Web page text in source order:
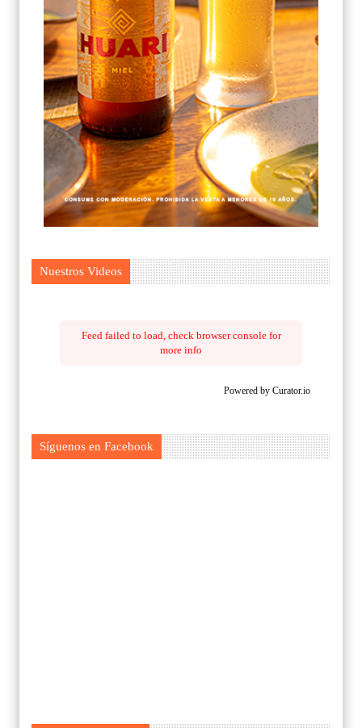
Nuestros Videos
Feed failed to load, check browser console for
more info
Powered by Curator.io
Síguenos en Facebook